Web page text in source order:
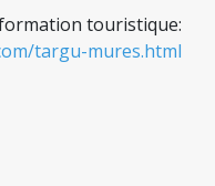
touristique:
targu-mures.html